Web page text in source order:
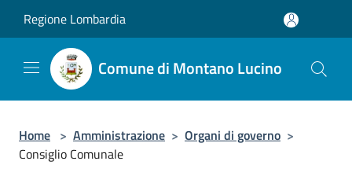
Regione Lombardia
Comune di Montano Lucino
Home > Amministrazione > Organi di governo >
Consiglio Comunale